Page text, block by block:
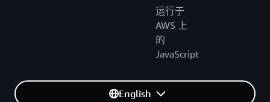
运行于
AWS 上
的
JavaScript
English